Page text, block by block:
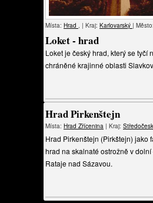
Místa: Hrad , | Kraj: Karlovarský | Město:
Loket - hrad
Loket je český hrad, který se tyčí
chráněné krajinné oblasti
Hrad Pirkenštejn
Místa: Hrad Zřícenina | Kraj:
Hrad Pirkenštejn (Pirkštejn) jako
hrad na skalnaté ostrožně v dolní
Rataje nad Sázavou.